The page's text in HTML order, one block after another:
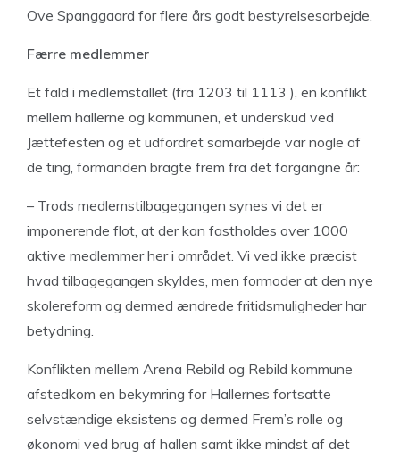
Ove Spanggaard for flere års godt bestyrelsesarbejde.
Færre medlemmer
Et fald i medlemstallet (fra 1203 til 1113 ), en konflikt
mellem hallerne og kommunen, et underskud ved
Jættefesten og et udfordret samarbejde var nogle af
de ting, formanden bragte frem fra det forgangne år:
– Trods medlemstilbagegangen synes vi det er
imponerende flot, at der kan fastholdes over 1000
aktive medlemmer her i området. Vi ved ikke præcist
hvad tilbagegangen skyldes, men formoder at den nye
skolereform og dermed ændrede fritidsmuligheder har
betydning.
Konflikten mellem Arena Rebild og Rebild kommune
afstedkom en bekymring for Hallernes fortsatte
selvstændige eksistens og dermed Frem’s rolle og
økonomi ved brug af hallen samt ikke mindst af det